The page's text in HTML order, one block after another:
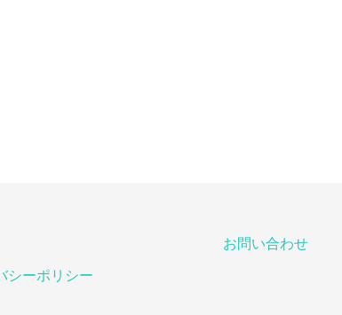
シーポリシー
お問い合わせ